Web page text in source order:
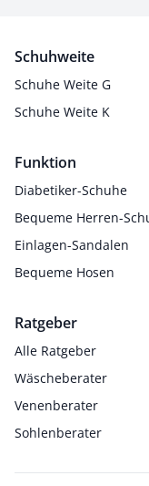
Schuhweite
Schuhe Weite G
Schuhe Weite K
Funktion
Diabetiker-Schuhe
Bequeme Herren-
Einlagen-Sandalen
Bequeme Hosen
Ratgeber
Alle Ratgeber
Wäscheberater
Venenberater
Sohlenberater